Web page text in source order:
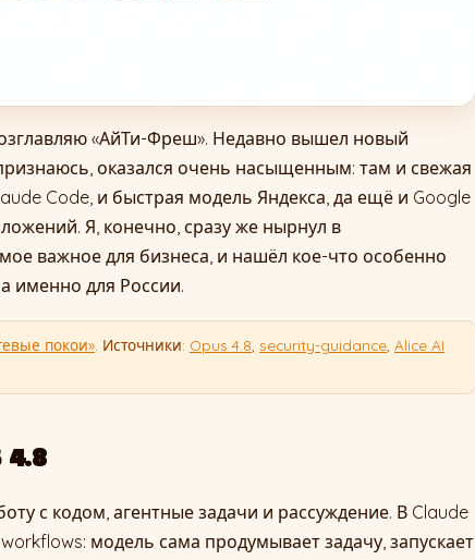
«АйТи-Фреш». Недавно вышел новый
оказался очень насыщенным: там и свежая
Code, и быстрая модель Яндекса, да ещё и Google
Я, конечно, сразу же нырнул в
важное для бизнеса, и нашёл кое-что особенно
именно для России.
покои» . Источники: Opus 4.8 security-guidance Alice AI
с кодом, агентные задачи и рассуждение. В Claude
модель сама продумывает задачу, запускает